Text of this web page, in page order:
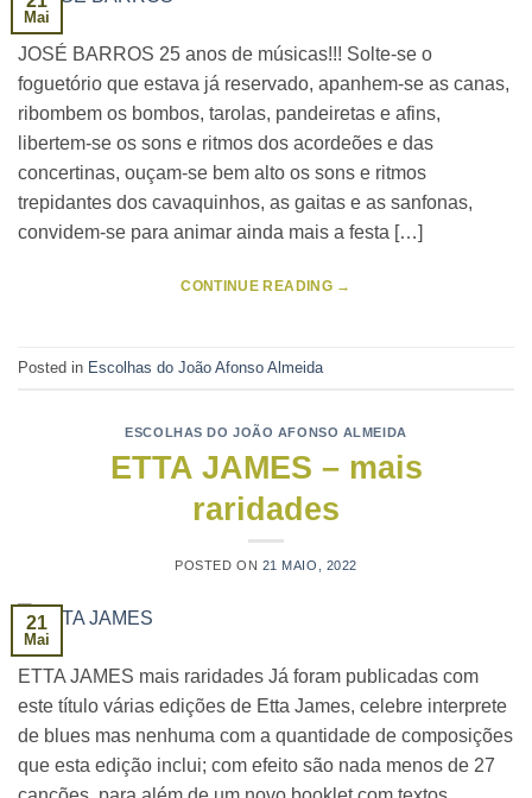
Mai
JOSÉ BARROS 25 anos de músicas!!! Solte-se o
foguetório que estava já reservado, apanhem-se as canas,
ribombem os bombos, tarolas, pandeiretas e afins,
libertem-se os sons e ritmos dos acordeões e das
concertinas, ouçam-se bem alto os sons e ritmos
trepidantes dos cavaquinhos, as gaitas e as sanfonas,
convidem-se para animar ainda mais a festa […]
CONTINUE READING →
Posted in Escolhas do João Afonso Almeida
ESCOLHAS DO JOÃO AFONSO ALMEIDA
ETTA JAMES – mais
raridades
POSTED ON 21 MAIO, 2022
21
Mai
ETTA JAMES mais raridades Já foram publicadas com
este título várias edições de Etta James, celebre interprete
de blues mas nenhuma com a quantidade de composições
que esta edição inclui; com efeito são nada menos de 27